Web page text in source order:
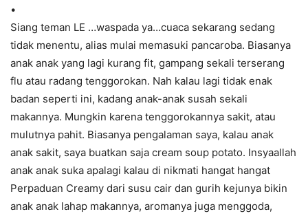
•
Siang teman LE …waspada ya…cuaca sekarang sedang
tidak menentu, alias mulai memasuki pancaroba. Biasanya
anak anak yang lagi kurang fit, gampang sekali terserang
flu atau radang tenggorokan. Nah kalau lagi tidak enak
badan seperti ini, kadang anak-anak susah sekali
makannya. Mungkin karena tenggorokannya sakit, atau
mulutnya pahit. Biasanya pengalaman saya, kalau anak
anak sakit, saya buatkan saja cream soup potato. Insyaallah
anak anak suka apalagi kalau di nikmati hangat hangat
Perpaduan Creamy dari susu cair dan gurih kejunya bikin
anak anak lahap makannya, aromanya juga menggoda,